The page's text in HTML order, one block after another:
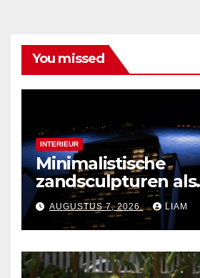
You missed
INTERIEUR
Minimalistische
zandsculpturen als
interieurdecoratie
AUGUSTUS 7, 2026 LIAM